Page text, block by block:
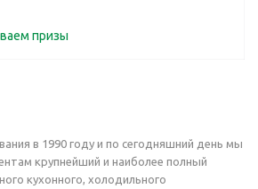
призы
в 1990 году и по сегодняшний день мы
крупнейший и наиболее полный
кухонного, холодильного